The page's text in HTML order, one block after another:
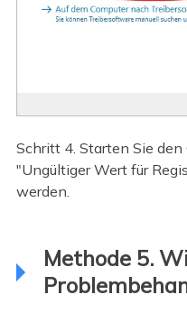
Schritt 4. Starten Sie den
"Ungültiger Wert für
werden.
Methode 5.